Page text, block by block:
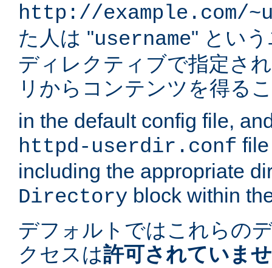
http://example.com/
た人は "username" とい
ディレクティブで指定さ
リからコンテンツを得る
in the default config file,
httpd-userdir.conf
including the appropriate
Directory block within
デフォルトではこれらの
クセスは許可されていま